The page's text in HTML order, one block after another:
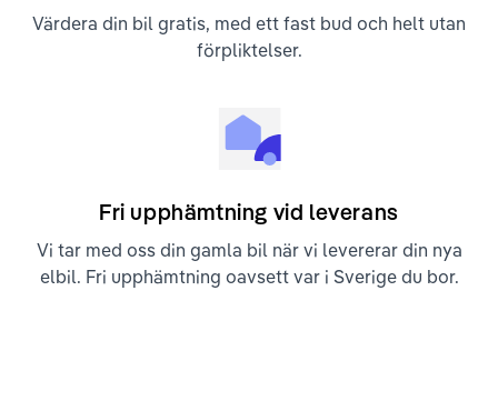
Värdera din bil gratis, med ett fast bud och helt utan
förpliktelser.
Fri upphämtning vid leverans
Vi tar med oss din gamla bil när vi levererar din nya
elbil. Fri upphämtning oavsett var i Sverige du bor.